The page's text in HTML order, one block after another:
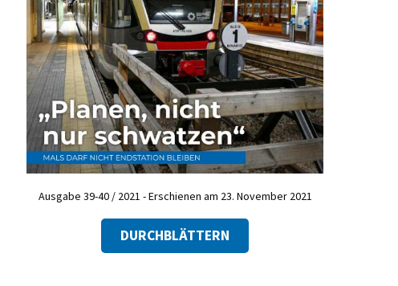
Ausgabe 39-40 / 2021 - Erschienen am 23. November 2021
DURCHBLÄTTERN